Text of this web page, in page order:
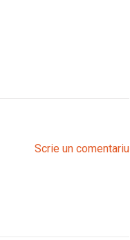
Scrie un comentariu